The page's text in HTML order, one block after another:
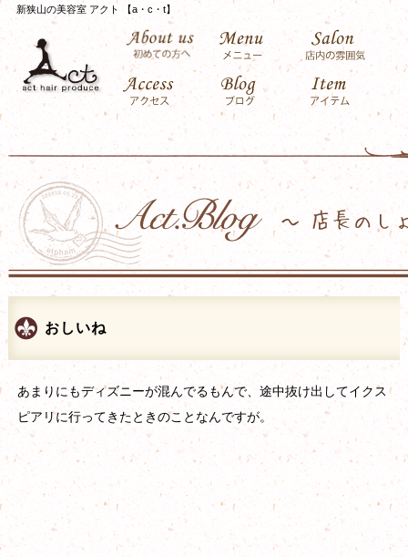
新狭山の美容室 アクト 【a・c・t】
おしいね
あまりにもディズニーが混んでるもんで、途中抜け出してイクス
ピアリに行ってきたときのことなんですが。